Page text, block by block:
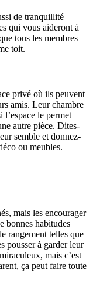
de tranquillité
qui vous aideront à
tous les membres
toit.
privé où ils peuvent
amis. Leur chambre
le permet
autre pièce. Dites-
semble et donnez-
ou meubles.
mais les encourager
bonnes habitudes
rangement telles que
pousser à garder leur
mais c’est
ça peut faire toute